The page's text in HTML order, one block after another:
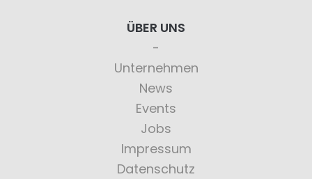
ÜBER UNS
Unternehmen
News
Events
Jobs
Impressum
Datenschutz